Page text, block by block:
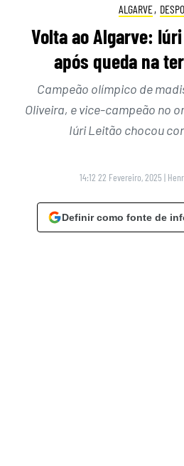
ALGARVE,
Volta ao Algarve:
após queda na
Campeão olímpico de
Oliveira, e vice-campeão no
Iúri Leitão chocou
14:12 22 Fevereiro, 2025 |
Definir como fonte de